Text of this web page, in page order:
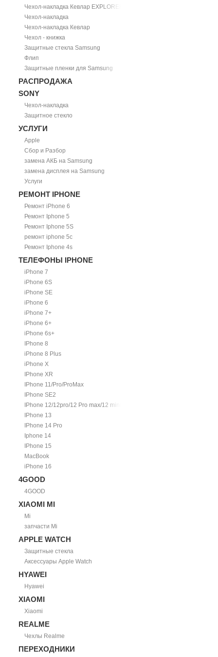
Чехол-накладка Кевлар EXPLORER
Чехол-накладка
Чехол-накладка Кевлар
Чехол - книжка
Защитные стекла Samsung
Флип
Защитные пленки для Samsung
РАСПРОДАЖА
SONY
Чехол-накладка
Защитное стекло
УСЛУГИ
Apple
Сбор и Разбор
замена АКБ на Samsung
замена дисплея на Samsung
Услуги
РЕМОНТ IPHONE
Ремонт iPhone 6
Ремонт Iphone 5
Ремонт Iphone 5S
ремонт iphone 5c
Ремонт Iphone 4s
ТЕЛЕФОНЫ IPHONE
iPhone 7
iPhone 6S
iPhone SE
iPhone 6
iPhone 7+
iPhone 6+
iPhone 6s+
IPhone 8
iPhone 8 Plus
iPhone X
IPhone XR
IPhone 11/Pro/ProMax
IPhone SE2
IPhone 12/12pro/12 Pro max/12 mini.
IPhone 13
IPhone 14 Pro
Iphone 14
IPhone 15
MacBook
iPhone 16
4GOOD
4GOOD
XIAOMI MI
Mi
запчасти Mi
APPLE WATCH
Защитные стекла
Аксессуары Apple Watch
HYAWEI
Hyawei
XIAOMI
Xiaomi
REALME
Чехлы Realme
ПЕРЕХОДНИКИ